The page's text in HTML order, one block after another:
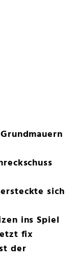
sich
ins Spiel
fix
der